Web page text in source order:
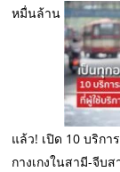
หมื่นล้าน
แล้ว! เปิด 10 บริกา
กางเกงในสามี-จีบส